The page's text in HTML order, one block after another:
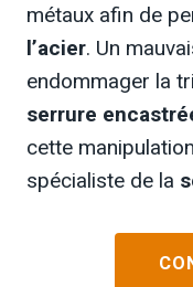
métaux afin de
l’acier. Un
endommager la
serrure
cette
spécialiste de la